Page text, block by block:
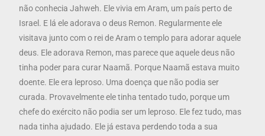
não conhecia Jahweh. Ele vivia em Aram, um país perto de
Israel. E lá ele adorava o deus Remon. Regularmente ele
visitava junto com o rei de Aram o templo para adorar aquele
deus. Ele adorava Remon, mas parece que aquele deus não
tinha poder para curar Naamã. Porque Naamã estava muito
doente. Ele era leproso. Uma doença que não podia ser
curada. Provavelmente ele tinha tentado tudo, porque um
chefe do exército não podia ser um leproso. Ele fez tudo, mas
nada tinha ajudado. Ele já estava perdendo toda a sua